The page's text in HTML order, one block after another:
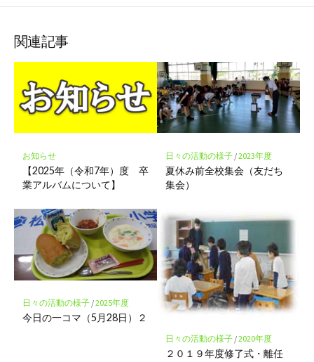
ア
ー
ク
保
関連記事
お知らせ
【2025年（令和7年）度 卒
業アルバムについて】
日々の活動の様子/2023年度
夏休み前全校集会（友だち
集会）
日々の活動の様子/2025年度
今日の一コマ（5月28日）２
日々の活動の様子/2020年度
２０１９年度修了式・離任